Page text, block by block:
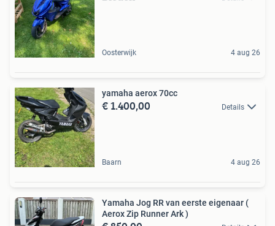
Oosterwijk 4 aug 26
yamaha aerox 70cc
€ 1.400,00 Details
Baarn 4 aug 26
Yamaha Jog RR van eerste eigenaar (
Aerox Zip Runner Ark )